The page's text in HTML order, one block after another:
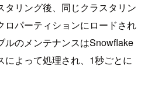
タリング後、同じクラスタリン
ロパーティションにロードされ
ルのメンテナンスはSnowflake
によって処理され、1秒ごとに